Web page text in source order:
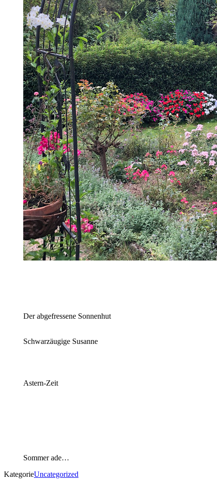
Der abgefressene Sonnenhut
Schwarzäugige Susanne
Astern-Zeit
Sommer ade…
KategorieUncategorized